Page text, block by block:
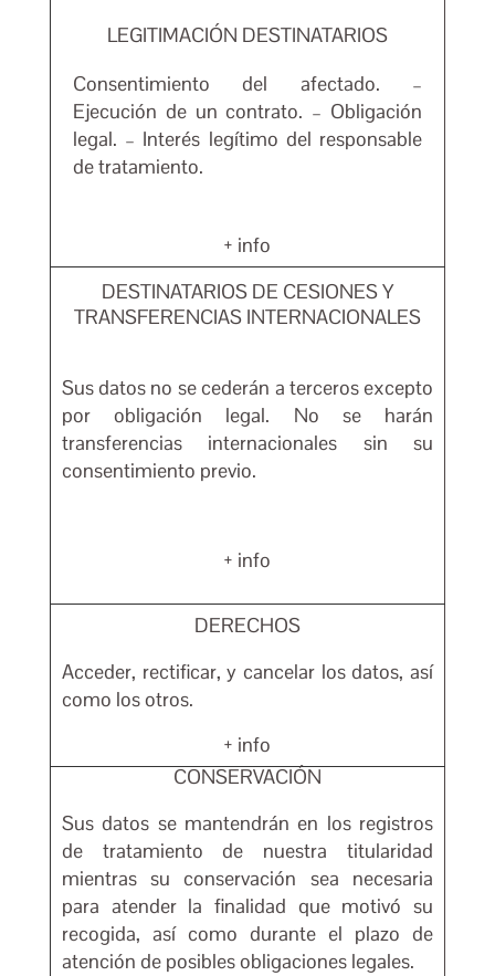
LEGITIMACIÓN DESTINATARIOS
Consentimiento del afectado. –
Ejecución de un contrato. – Obligación
legal. – Interés legítimo del responsable
de tratamiento.
+ info
DESTINATARIOS DE CESIONES Y
TRANSFERENCIAS INTERNACIONALES
Sus datos no se cederán a terceros excepto
por obligación legal. No se harán
transferencias internacionales sin su
consentimiento previo.
+ info
DERECHOS
Acceder, rectificar, y cancelar los datos, así
como los otros.
+ info
CONSERVACIÓN
Sus datos se mantendrán en los registros
de tratamiento de nuestra titularidad
mientras su conservación sea necesaria
para atender la finalidad que motivó su
recogida, así como durante el plazo de
atención de posibles obligaciones legales.